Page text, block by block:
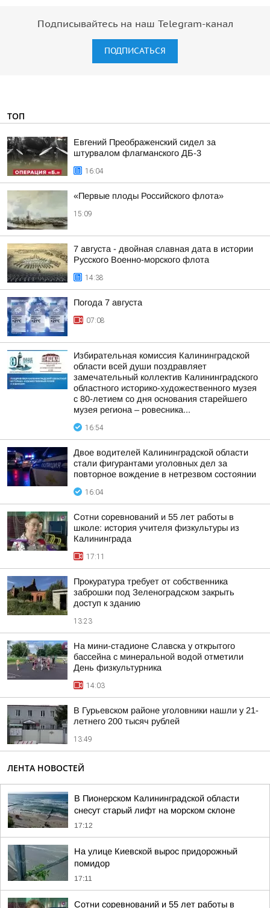
Подписывайтесь на наш Telegram-канал
ПОДПИСАТЬСЯ
ТОП
Евгений Преображенский сидел за
штурвалом флагманского ДБ-3
16:04
«Первые плоды Российского флота»
15:09
7 августа - двойная славная дата в истории
Русского Военно-морского флота
14:38
Погода 7 августа
07:08
Избирательная комиссия Калининградской
области всей души поздравляет
замечательный коллектив Калининградского
областного историко-художественного музея
с 80-летием со дня основания старейшего
музея региона – ровесника...
16:54
Двое водителей Калининградской области
стали фигурантами уголовных дел за
повторное вождение в нетрезвом состоянии
16:04
Сотни соревнований и 55 лет работы в
школе: история учителя физкультуры из
Калининграда
17:11
Прокуратура требует от собственника
заброшки под Зеленоградском закрыть
доступ к зданию
13:23
На мини-стадионе Славска у открытого
бассейна с минеральной водой отметили
День физкультурника
14:03
В Гурьевском районе уголовники нашли у 21-
летнего 200 тысяч рублей
13:49
ЛЕНТА НОВОСТЕЙ
В Пионерском Калининградской области
снесут старый лифт на морском склоне
17:12
На улице Киевской вырос придорожный
помидор
17:11
Сотни соревнований и 55 лет работы в